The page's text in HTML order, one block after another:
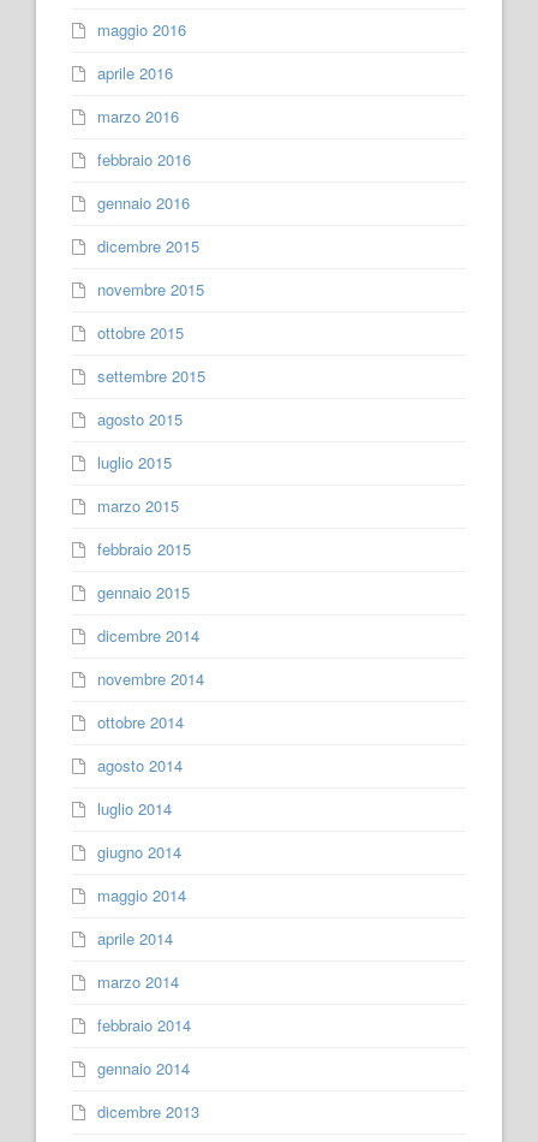
maggio 2016
aprile 2016
marzo 2016
febbraio 2016
gennaio 2016
dicembre 2015
novembre 2015
ottobre 2015
settembre 2015
agosto 2015
luglio 2015
marzo 2015
febbraio 2015
gennaio 2015
dicembre 2014
novembre 2014
ottobre 2014
agosto 2014
luglio 2014
giugno 2014
maggio 2014
aprile 2014
marzo 2014
febbraio 2014
gennaio 2014
dicembre 2013